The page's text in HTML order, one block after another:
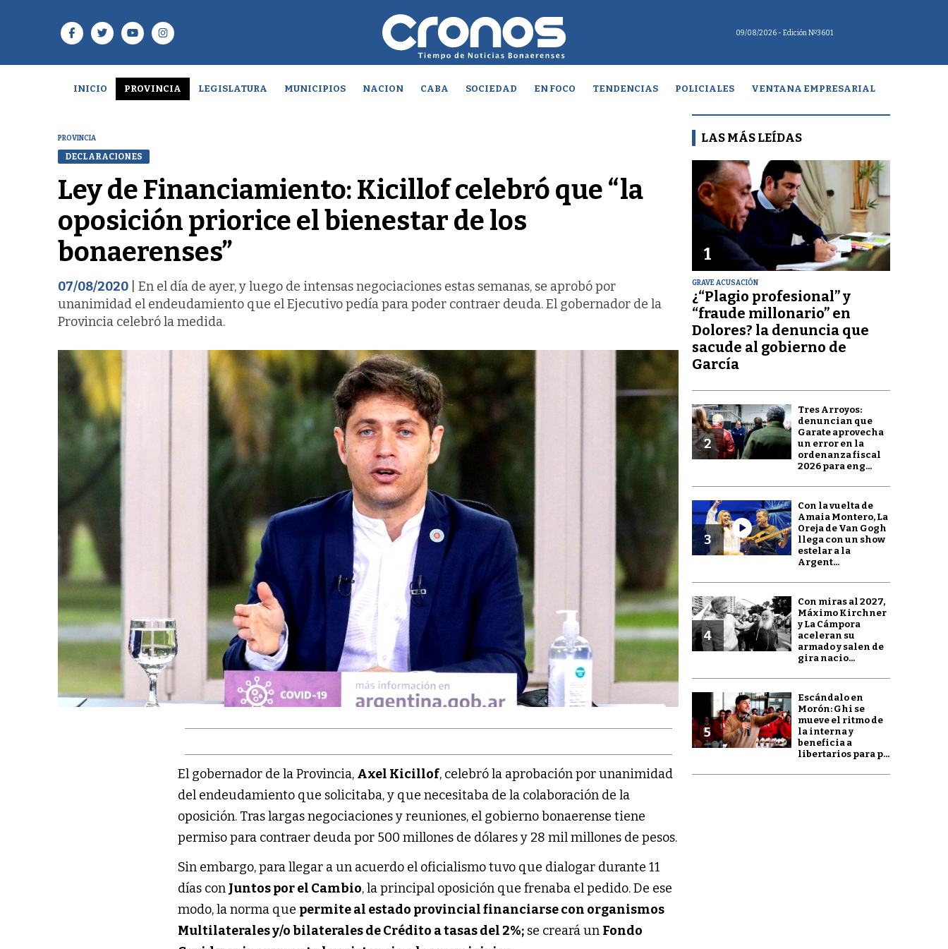
09/08/2026 - Edición Nº3601
INICIO PROVINCIA LEGISLATURA MUNICIPIOS NACION CABA SOCIEDAD EN FOCO TENDENCIAS POLICIALES VENTANA EMPRESARIAL
PROVINCIA
DECLARACIONES
Ley de Financiamiento: Kicillof celebró que “la
oposición priorice el bienestar de los
bonaerenses”
07/08/2020 | En el día de ayer, y luego de intensas negociaciones estas semanas, se aprobó por
unanimidad el endeudamiento que el Ejecutivo pedía para poder contraer deuda. El gobernador de la
Provincia celebró la medida.
El gobernador de la Provincia, Axel Kicillof, celebró la aprobación por unanimidad
del endeudamiento que solicitaba, y que necesitaba de la colaboración de la
oposición. Tras largas negociaciones y reuniones, el gobierno bonaerense tiene
permiso para contraer deuda por 500 millones de dólares y 28 mil millones de pesos.
Sin embargo, para llegar a un acuerdo el oficialismo tuvo que dialogar durante 11
días con Juntos por el Cambio, la principal oposición que frenaba el pedido. De ese
modo, la norma que permite al estado provincial financiarse con organismos
Multilaterales y/o bilaterales de Crédito a tasas del 2%; se creará un Fondo
LAS MÁS LEÍDAS
1
GRAVE ACUSACIÓN
¿“Plagio profesional” y
“fraude millonario” en
Dolores? la denuncia que
sacude al gobierno de
García
2
Tres Arroyos:
denuncian que
Garate aprovecha
un error en la
ordenanza fiscal
2026 para eng...
3
Con la vuelta de
Amaia Montero, La
Oreja de Van Gogh
llega con un show
estelar a la
Argent...
4
Con miras al 2027,
Máximo Kirchner
y La Cámpora
aceleran su
armado y salen de
gira nacio...
5
Escándalo en
Morón: Ghi se
mueve el ritmo de
la interna y
beneficia a
libertarios para p...